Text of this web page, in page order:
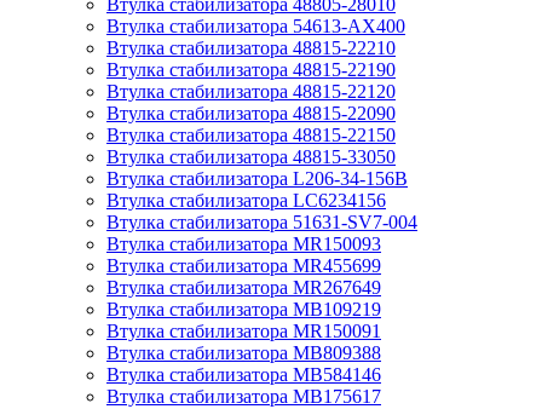
Втулка стабилизатора 48805-28010
Втулка стабилизатора 54613-AX400
Втулка стабилизатора 48815-22210
Втулка стабилизатора 48815-22190
Втулка стабилизатора 48815-22120
Втулка стабилизатора 48815-22090
Втулка стабилизатора 48815-22150
Втулка стабилизатора 48815-33050
Втулка стабилизатора L206-34-156B
Втулка стабилизатора LC6234156
Втулка стабилизатора 51631-SV7-004
Втулка стабилизатора MR150093
Втулка стабилизатора MR455699
Втулка стабилизатора MR267649
Втулка стабилизатора MB109219
Втулка стабилизатора MR150091
Втулка стабилизатора MB809388
Втулка стабилизатора MB584146
Втулка стабилизатора MB175617